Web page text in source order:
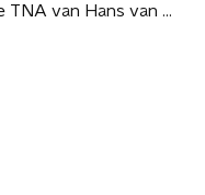
René Appel en de TNA van Hans van Manen